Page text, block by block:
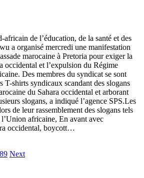
de l’éducation, de la santé et des
a organisé mercredi une manifestation
marocaine à Pretoria pour exiger la
occidental et l’expulsion du Régime
Des membres du syndicat se sont
T-shirts syndicaux scandant des slogans
du Sahara occidental et arborant
slogans, a indiqué l’agence SPS.Les
de leur rassemblement des slogans tels
africaine, En avant avec
occidental, boycott…
89 Next